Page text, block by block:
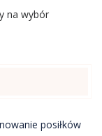
na wybór
posiłków